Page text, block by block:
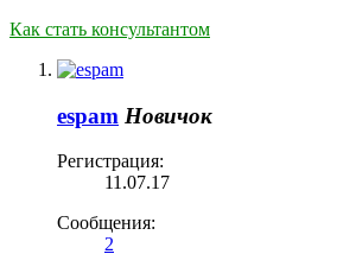
Как стать консультантом
espam Новичок
Регистрация:
11.07.17
Сообщения:
2